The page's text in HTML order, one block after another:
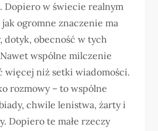
Dopiero w świecie realnym
ogromne znaczenie ma
dotyk, obecność w tych
wspólne milczenie
więcej niż setki wiadomości.
rozmowy – to wspólne
chwile lenistwa, żarty i
Dopiero te małe rzeczy